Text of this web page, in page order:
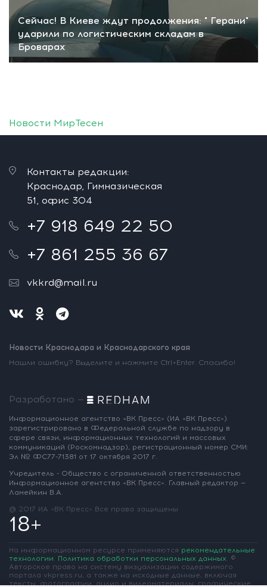
Сейчас! В Киеве ждут продолжения: " Герани"
ударили по логистическим складам в
Броварах
Новости МирТесен
Контакты редакции:
Краснодар, Гимназическая
51, офис 304
+7 918 649 22 50
+7 861 255 36 67
vkkrd@mail.ru
Новости Краснодара и Краснодарского края
Нашли ошибку? Выделите и нажмите Ctrl+Enter. Спасибо!
Разработано —
Информационное агентство «ВК Пресс» (ИА «ВК Пресс»)
зарегистрировано в Федеральной службе по надзору в
сфере связи, информационных технологий и массовых
коммуникаций (Роскомнадзор), регистрационный номер СМИ:
Эл № ФС77-71381 от 17 октября 2017 г.
Учредитель - Общество с ограниченной ответственностью
Информационное агентство «ВК Пресс». Главный редактор —
Ламейкин В.А.
@ 2017 ИА «ВК Пресс» Все права защищены
18+
На информационном ресурсе применяются рекомендательные
технологии. Политика обработки персональных данных. ©
Авторское право на систему визуализации содержимого
портала vkpress.ru, а также на исходные данные, включая
тексты, фотографии, аудио и видеоматериалы, графические